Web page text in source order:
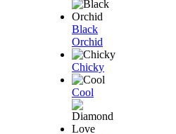
Black
Orchid
Chicky
Cool